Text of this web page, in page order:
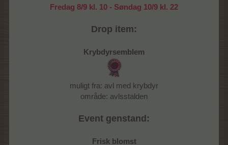
Fredag 8/9 kl. 10 - Søndag 10/9 kl. 22
Drop item:
Krybdyrsemblem
muligt fra: avl med krybdyr
område: avlsstalden
Event genstand:
Frisk blomst